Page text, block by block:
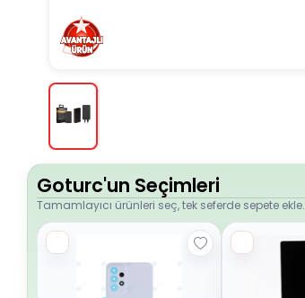
Goturc'un Seçimleri
Tamamlayıcı ürünleri seç, tek seferde sepete ekle.